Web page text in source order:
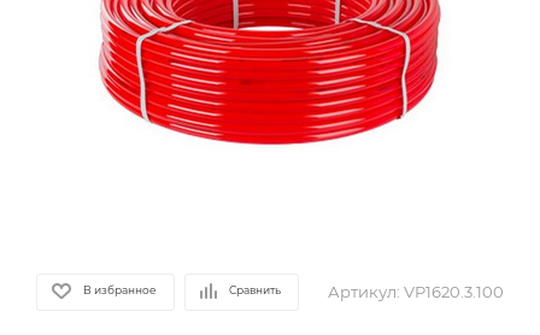
В избранное Сравнить Артикул: VP1620.3.100